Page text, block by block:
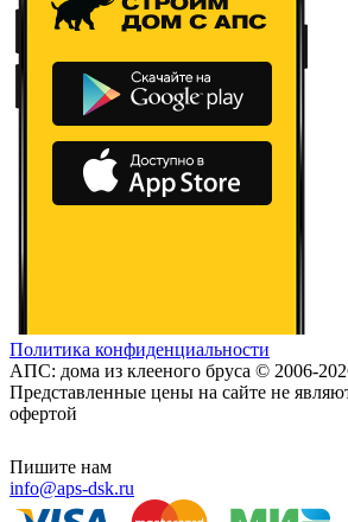
Политика конфиденциальности
АПС: дома из клееного бруса © 2006-
Представленные цены на сайте не
офертой
Пишите нам
info@aps-dsk.ru